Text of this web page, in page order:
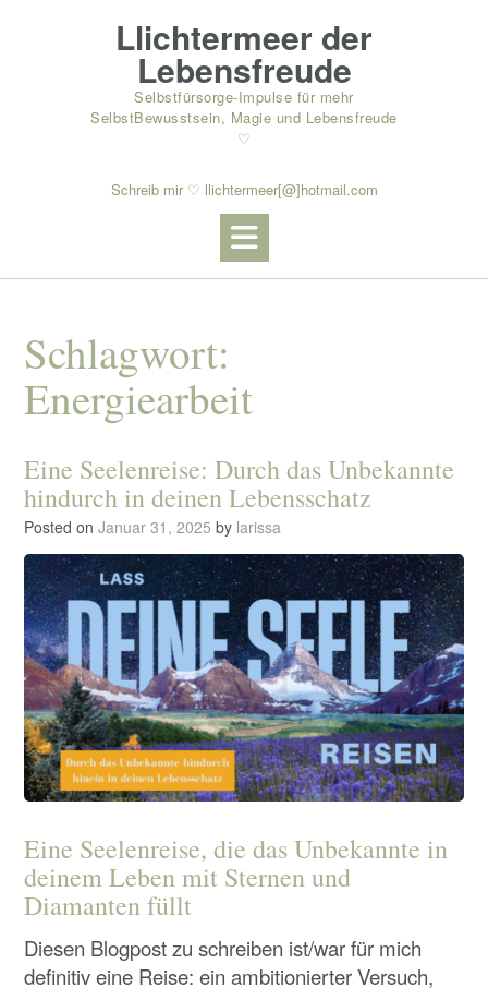
Llichtermeer der
Lebensfreude
Selbstfürsorge-Impulse für mehr
SelbstBewusstsein, Magie und Lebensfreude
♡
Schreib mir ♡ llichtermeer[@]hotmail.com
Schlagwort:
Energiearbeit
Eine Seelenreise: Durch das Unbekannte
hindurch in deinen Lebensschatz
Posted on Januar 31, 2025 by larissa
Eine Seelenreise, die das Unbekannte in
deinem Leben mit Sternen und
Diamanten füllt
Diesen Blogpost zu schreiben ist/war für mich
definitiv eine Reise: ein ambitionierter Versuch,